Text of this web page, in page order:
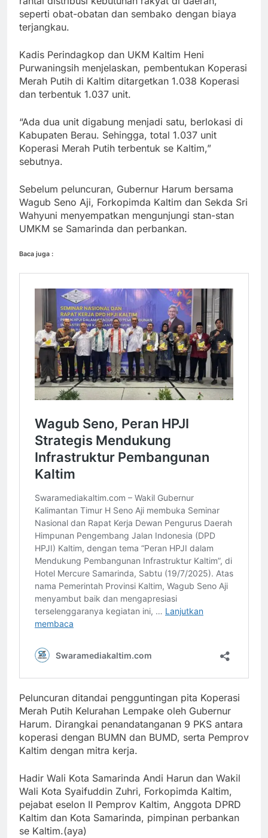
seperti obat-obatan dan sembako dengan biaya
terjangkau.
Kadis Perindagkop dan UKM Kaltim Heni
Purwaningsih menjelaskan, pembentukan Koperasi
Merah Putih di Kaltim ditargetkan 1.038 Koperasi
dan terbentuk 1.037 unit.
“Ada dua unit digabung menjadi satu, berlokasi di
Kabupaten Berau. Sehingga, total 1.037 unit
Koperasi Merah Putih terbentuk se Kaltim,”
sebutnya.
Sebelum peluncuran, Gubernur Harum bersama
Wagub Seno Aji, Forkopimda Kaltim dan Sekda Sri
Wahyuni menyempatkan mengunjungi stan-stan
UMKM se Samarinda dan perbankan.
Baca juga :
Peluncuran ditandai pengguntingan pita Koperasi
Merah Putih Kelurahan Lempake oleh Gubernur
Harum. Dirangkai penandatanganan 9 PKS antara
koperasi dengan BUMN dan BUMD, serta Pemprov
Kaltim dengan mitra kerja.
Hadir Wali Kota Samarinda Andi Harun dan Wakil
Wali Kota Syaifuddin Zuhri, Forkopimda Kaltim,
pejabat eselon II Pemprov Kaltim, Anggota DPRD
Kaltim dan Kota Samarinda, pimpinan perbankan
se Kaltim.(aya)